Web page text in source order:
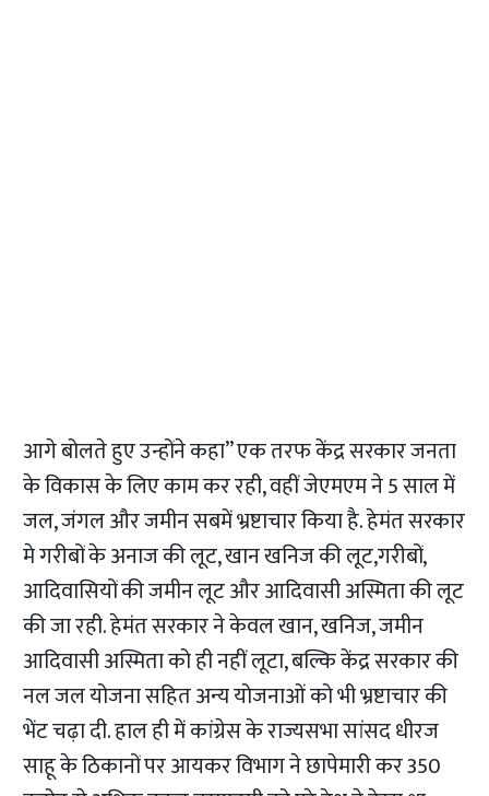
आगे बोलते हुए उन्होंने कहा” एक तरफ केंद्र सरकार जनता
के विकास के लिए काम कर रही, वहीं जेएमएम ने 5 साल में
जल, जंगल और जमीन सबमें भ्रष्टाचार किया है. हेमंत सरकार
मे गरीबों के अनाज की लूट, खान खनिज की लूट,गरीबों,
आदिवासियों की जमीन लूट और आदिवासी अस्मिता की लूट
की जा रही. हेमंत सरकार ने केवल खान, खनिज, जमीन
आदिवासी अस्मिता को ही नहीं लूटा, बल्कि केंद्र सरकार की
नल जल योजना सहित अन्य योजनाओं को भी भ्रष्टाचार की
भेंट चढ़ा दी. हाल ही में कांग्रेस के राज्यसभा सांसद धीरज
साहू के ठिकानों पर आयकर विभाग ने छापेमारी कर 350